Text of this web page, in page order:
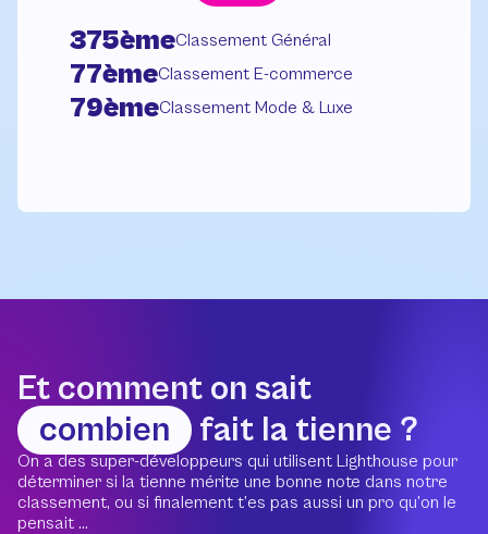
375èmeClassement Général
77èmeClassement E-commerce
79èmeClassement Mode & Luxe
Et comment on sait
combien
fait la tienne ?
On a des super-développeurs qui utilisent Lighthouse pour
déterminer si la tienne mérite une bonne note dans notre
classement, ou si finalement t’es pas aussi un pro qu’on le
pensait ...